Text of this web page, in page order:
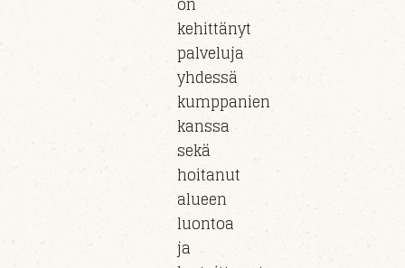
kehittänyt
palveluja
yhdessä
kumppanien
kanssa
sekä
hoitanut
alueen
luontoa
ja